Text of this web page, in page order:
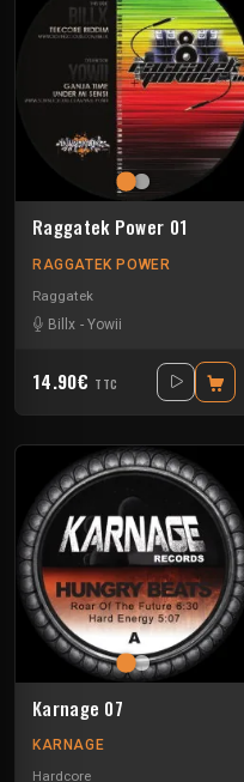
Raggatek Power 01
RAGGATEK POWER
Raggatek
Billx - Yowii
14.90€ TTC
Karnage 07
KARNAGE
Hardcore